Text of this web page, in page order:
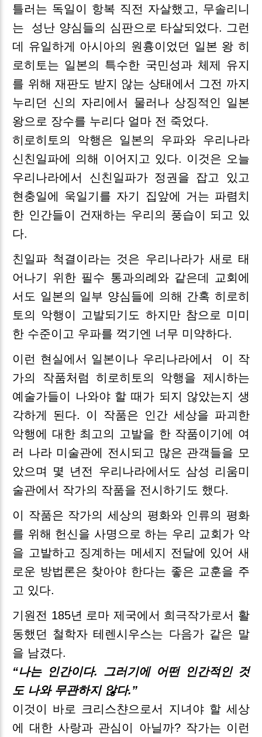
틀러는 독일이 항복 직전 자살했고, 무솔리니
는
성난 양심들의 심판으로 타살되었다. 그런
데 유일하게 아시아의 원흉이었던 일본 왕 히
로히토는 일본의 특수한 국민성과 체제 유지
를 위해 재판도 받지 않는 상태에서 그전 까지
누리던 신의 자리에서 물러나 상징적인 일본
왕으로 장수를 누리다 얼마 전 죽었다.
히로히토의 악행은 일본의 우파와 우리나라
신친일파에 의해 이어지고 있다. 이것은 오늘
우리나라에서 신친일파가 정권을 잡고 있고
현충일에 욱일기를 자기 집앞에 거는 파렴치
한 인간들이 건재하는 우리의 풍습이 되고 있
다.
친일파 척결이라는 것은 우리나라가 새로 태
어나기 위한 필수 통과의례와 같은데 교회에
서도 일본의 일부 양심들에 의해 간혹 히로히
토의 악행이 고발되기도 하지만 참으로 미미
한 수준이고 우파를 꺽기엔 너무 미약하다.
이런 현실에서 일본이나 우리나라에서
이 작
가의 작품처럼 히로히토의 악행을 제시하는
예술가들이 나와야 할 때가 되지 않았는지 생
각하게 된다. 이 작품은 인간 세상을 파괴한
악행에 대한 최고의 고발을 한 작품이기에 여
러 나라 미술관에 전시되고 많은 관객들을 모
았으며 몇 년전 우리나라에서도 삼성 리움미
술관에서 작가의 작품을 전시하기도 했다.
이 작품은 작가의 세상의 평화와 인류의 평화
를 위해 헌신을 사명으로 하는 우리 교회가 악
을 고발하고 징계하는 메세지 전달에 있어 새
로운 방법론은 찾아야 한다는 좋은 교훈을 주
고 있다.
기원전 185년 로마 제국에서 희극작가로서 활
동했던 철학자 테렌시우스는 다음가 같은 말
을 남겼다.
“나는 인간이다. 그러기에 어떤 인간적인 것
도 나와 무관하지 않다.”
이것이 바로 크리스챤으로서 지녀야 할 세상
에 대한 사랑과 관심이 아닐까? 작가는 이런